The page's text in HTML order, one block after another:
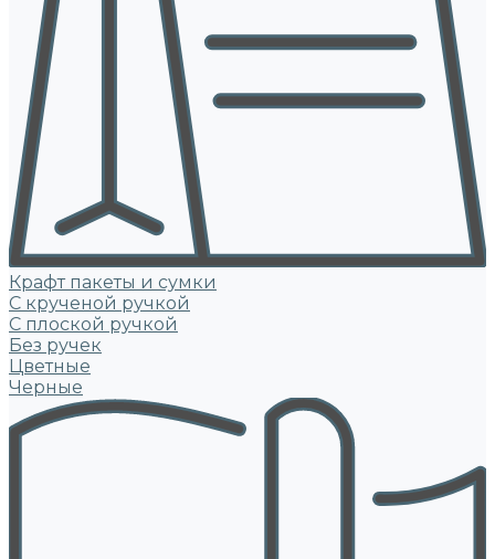
Крафт пакеты и сумки
С крученой ручкой
С плоской ручкой
Без ручек
Цветные
Черные